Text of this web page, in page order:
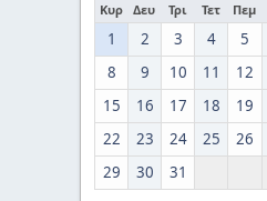
Κυρ Δευ Τρι Τετ Πεμ
1 2 3 4 5
8
9 10 11 12
15
16 17 18 19
22
23 24 25 26
29
30 31